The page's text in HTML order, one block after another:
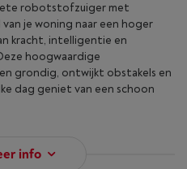
robotstofzuiger met
je woning naar een hoger
kracht, intelligentie en
hoogwaardige
grondig, ontwijkt obstakels en
dag geniet van een schoon
info